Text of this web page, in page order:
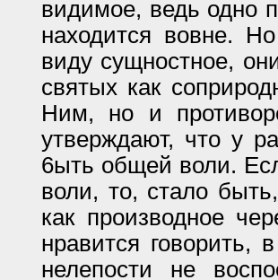
видимое, ведь одно
находится вовне.
виду сущностное,
святых как
Ним, но и
утверждают, что у
6ыть общей воли.
воли, то, стало
как производное
нравится говорить,
нелепости не